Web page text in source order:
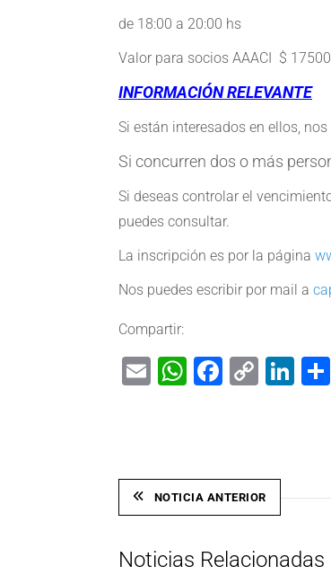
de 18:00 a 20:00 hs
Valor para socios AAACI $
INFORMACIÓN RELEVANTE
Si están interesados en ellos,
Si concurren dos o más
Si deseas controlar el
puedes consultar.
La inscripción es por la página
Nos puedes escribir por mail a
Compartir:
EmailWhatsApp
Facebook
Copy
NOTICIA ANTERIOR
Noticias Relacionadas